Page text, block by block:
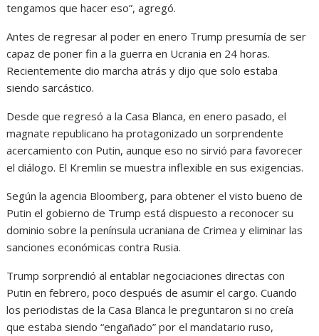
tengamos que hacer eso”, agregó.
Antes de regresar al poder en enero Trump presumía de ser
capaz de poner fin a la guerra en Ucrania en 24 horas.
Recientemente dio marcha atrás y dijo que solo estaba
siendo sarcástico.
Desde que regresó a la Casa Blanca, en enero pasado, el
magnate republicano ha protagonizado un sorprendente
acercamiento con Putin, aunque eso no sirvió para favorecer
el diálogo. El Kremlin se muestra inflexible en sus exigencias.
Según la agencia Bloomberg, para obtener el visto bueno de
Putin el gobierno de Trump está dispuesto a reconocer su
dominio sobre la península ucraniana de Crimea y eliminar las
sanciones económicas contra Rusia.
Trump sorprendió al entablar negociaciones directas con
Putin en febrero, poco después de asumir el cargo. Cuando
los periodistas de la Casa Blanca le preguntaron si no creía
que estaba siendo “engañado” por el mandatario ruso,